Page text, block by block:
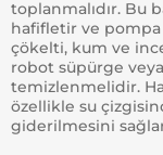
toplanmalıdır. Bu
hafifletir ve pompa
çökelti, kum ve
robot süpürge
temizlenmelidir.
özellikle su
giderilmesini